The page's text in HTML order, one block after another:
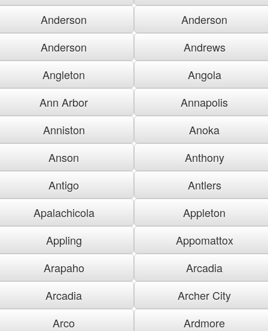
Anderson
Anderson
Anderson
Andrews
Angleton
Angola
Ann Arbor
Annapolis
Anniston
Anoka
Anson
Anthony
Antigo
Antlers
Apalachicola
Appleton
Appling
Appomattox
Arapaho
Arcadia
Arcadia
Archer City
Arco
Ardmore